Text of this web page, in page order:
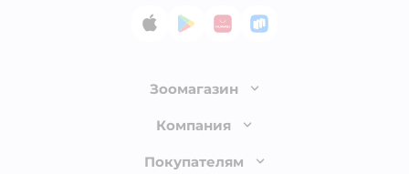
App StoreGoogle Play
AppGallery
RuStore
Зоомагазин
Лицензия
Компания
О компании
Покупателям